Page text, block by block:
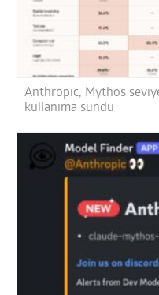
Anthropic, Mythos
kullanıma sundu